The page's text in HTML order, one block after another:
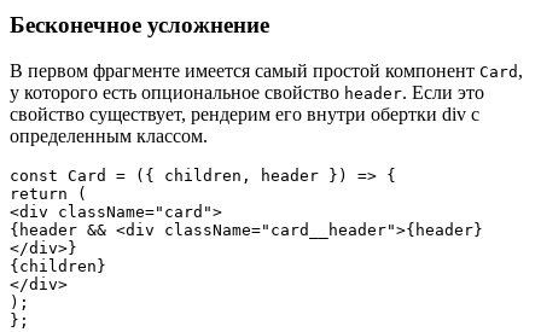
Бесконечное усложнение
В первом фрагменте имеется самый простой компонент Card ,
у которого есть опциональное свойство header. Если это
свойство существует, рендерим его внутри обертки div с
определенным классом.
const Card = ({ children, header }) => {
return (
<div className="card">
{header && <div className="card__header">{header}
</div>}
{children}
</div>
);
};